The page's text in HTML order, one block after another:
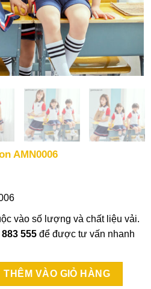
AMN0006
vào số lượng và chất liệu vải.
555để được tư vấn nhanh
THÊM VÀO GIỎ HÀNG